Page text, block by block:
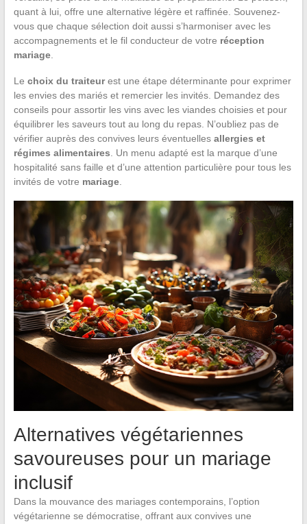
quant à lui, offre une alternative légère et raffinée. Souvenez-
vous que chaque sélection doit aussi s’harmoniser avec les
accompagnements et le fil conducteur de votre réception
mariage.
Le choix du traiteurest une étape déterminante pour exprimer
les envies des mariés et remercier les invités. Demandez des
conseils pour assortir les vins avec les viandes choisies et pour
équilibrer les saveurs tout au long du repas. N’oubliez pas de
vérifier auprès des convives leurs éventuelles allergies et
régimes alimentaires . Un menu adapté est la marque d’une
hospitalité sans faille et d’une attention particulière pour tous les
invités de votre mariage.
Alternatives végétariennes
savoureuses pour un mariage
inclusif
Dans la mouvance des mariages contemporains, l’option
végétarienne se démocratise, offrant aux convives une